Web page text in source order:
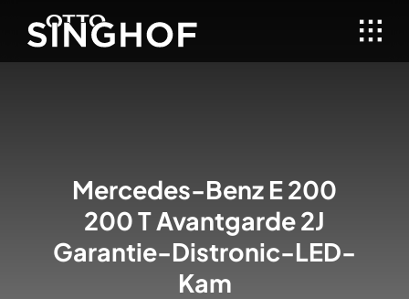
content
Mercedes-Benz E 200
200 T Avantgarde 2J
Garantie-Distronic-LED-
Kam